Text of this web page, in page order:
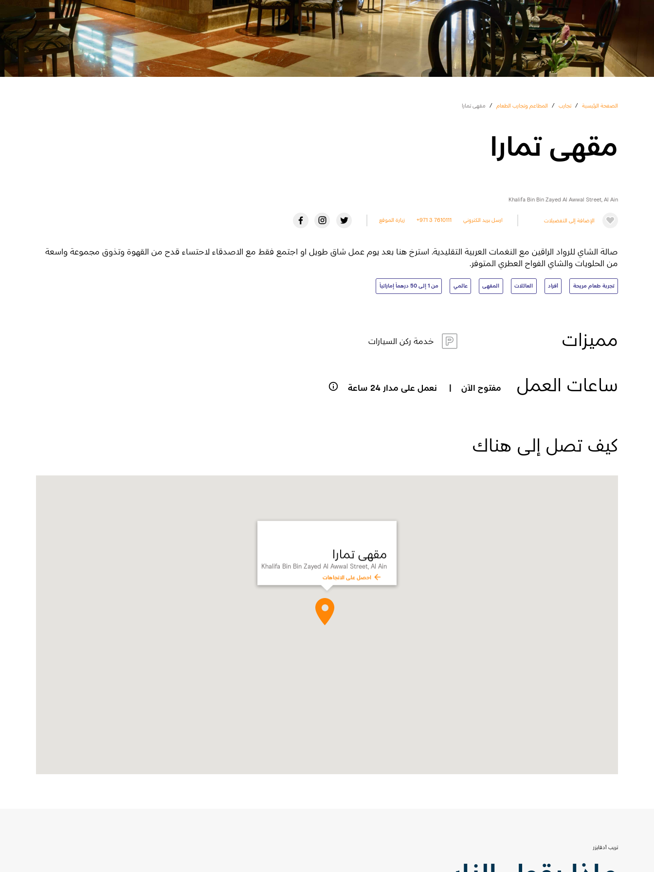
الصفحة الرئيسية / تجارب / المطاعم وتجارب الطعام / مقهى تمارا
مقهى تمارا
Khalifa Bin Bin Zayed Al Awwal Street, Al Ain
الإضافة إلى التفضيلات ارسل بريد الكتروني +971 3 7610111 زيارة الموقع
صالة الشاي للرواد الراقين مع النغمات العربية التقليدية. استرخ هنا بعد يوم عمل شاق طويل او اجتمع فقط مع الاصدقاء لاحتساء قدح من القهوة وتذوق مجموعة واسعة
من الحلويات والشاي الفواح العطري المتوفر.
تجربة طعام مريحة أفراد العائلات المقهى عالمي من 1 إلى 50 درهماً إماراتياً
مميزات خدمة ركن السيارات
ساعات العمل مفتوح الآن | نعمل على مدار 24 ساعة
كيف تصل إلى هناك
مقهى تمارا
Khalifa Bin Bin Zayed Al Awwal Street, Al Ain
احصل على الاتجاهات
تريب أدفايزر